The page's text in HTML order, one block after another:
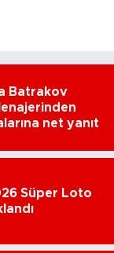
Batrakov
net yanıt
Süper Loto